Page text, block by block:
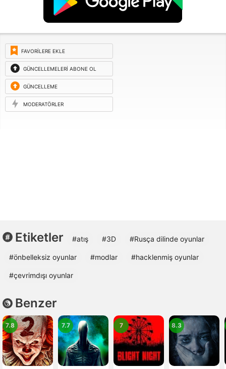
FAVORILERE EKLE
GÜNCELLEMELERI ABONE OL
GÜNCELLEME
ISTEĞI
MODERATÖRLER
Etiketler #atış #3D #Rusça dilinde oyunlar
#önbelleksiz oyunlar #modlar #hacklenmiş oyunlar
#çevrimdışı oyunlar
Benzer
7.8 7.7 7 8.3